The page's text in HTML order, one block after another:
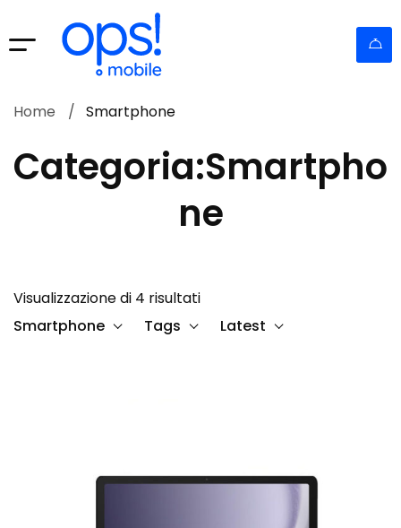
Categoria:Smartpho
ne
Home Smartphone
Visualizzazione di 4 risultati
Smartphone
Tags Latest